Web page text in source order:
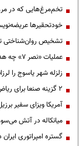
تخم‌مرغ‌هایی که در مرز
خودتحقیرها
تشخیص روان‌شناختی
عملیات «نصر ۷» چه هدفی را دنبال می‌کرد؟
زلزله شهر یاسوج را
۲ گزینه صنعا برای ریاض
آمریکا ویزای سفیر
میانکاله در آتش
گستره امپراتوری ایران در ۵ قرن پیش از میلاد؛ تصویری از ایران ۲۵